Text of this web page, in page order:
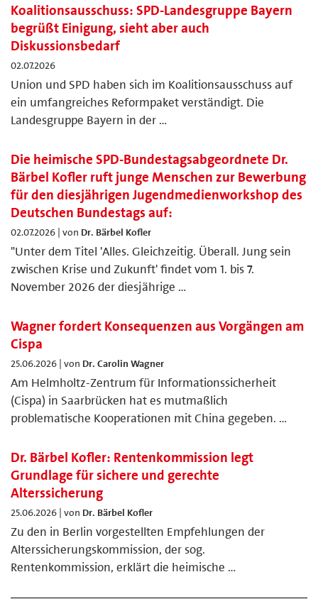
Koalitionsausschuss: SPD-Landesgruppe Bayern
begrüßt Einigung, sieht aber auch
Diskussionsbedarf
02.07.2026
Union und SPD haben sich im Koalitionsausschuss auf
ein umfangreiches Reformpaket verständigt. Die
Landesgruppe Bayern in der …
Die heimische SPD-Bundestagsabgeordnete Dr.
Bärbel Kofler ruft junge Menschen zur Bewerbung
für den diesjährigen Jugendmedienworkshop des
Deutschen Bundestags auf:
02.07.2026 | von Dr. Bärbel Kofler
"Unter dem Titel 'Alles. Gleichzeitig. Überall. Jung sein
zwischen Krise und Zukunft' findet vom 1. bis 7.
November 2026 der diesjährige …
Wagner fordert Konsequenzen aus Vorgängen am
Cispa
25.06.2026 | von Dr. Carolin Wagner
Am Helmholtz-Zentrum für Informationssicherheit
(Cispa) in Saarbrücken hat es mutmaßlich
problematische Kooperationen mit China gegeben. …
Dr. Bärbel Kofler: Rentenkommission legt
Grundlage für sichere und gerechte
Alterssicherung
25.06.2026 | von Dr. Bärbel Kofler
Zu den in Berlin vorgestellten Empfehlungen der
Alterssicherungskommission, der sog.
Rentenkommission, erklärt die heimische …